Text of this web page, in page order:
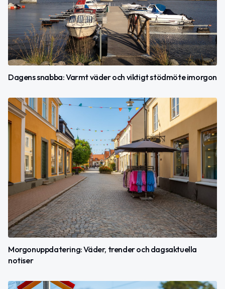
Dagens snabba: Varmt väder och viktigt stödmöte imorgon
Morgonuppdatering: Väder, trender och dagsaktuella
notiser